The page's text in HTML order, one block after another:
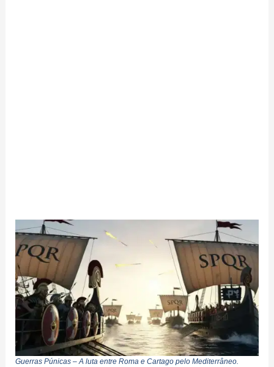
Guerras Púnicas – A luta entre Roma e Cartago pelo Mediterrâneo.